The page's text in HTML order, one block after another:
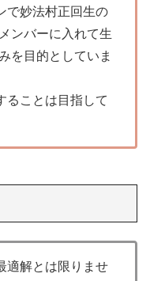
で妙法村正回生の
ンバーに入れて生
を目的としていま
ることは目指して
適解とは限りませ